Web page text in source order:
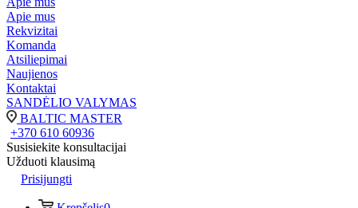
Apie mus
Rekvizitai
Komanda
Atsiliepimai
Naujienos
Kontaktai
SANDĖLIO VALYMAS
BALTIC MASTER
+370 610 60936
Susisiekite konsultacijai
Užduoti klausimą
Prisijungti